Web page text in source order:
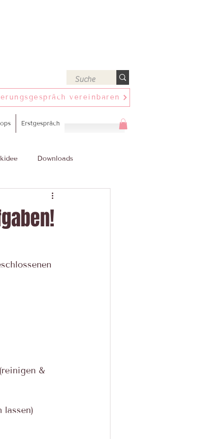
vereinbaren
Erstgespräch
Downloads
&
lassen)